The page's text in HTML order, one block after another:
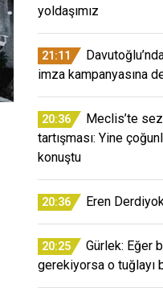
yoldaşımız
21:11
imza kampanyasına
20:36
Meclis’te
tartışması: Yine
konuştu
20:36 Eren
20:25
Gürlek: Eğer
gerekiyorsa o tuğlayı